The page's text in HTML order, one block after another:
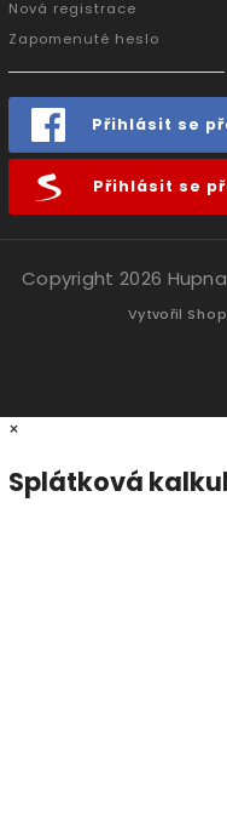
Nová registrace
Zapomenuté heslo
Přihlásit se
Přihlásit se
Copyright 2026
Vytvořil
×
Splátková